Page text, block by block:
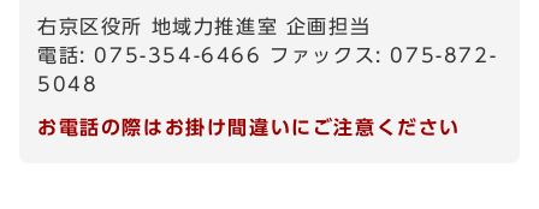
右京区役所 地域力推進室 企画担当
電話: 075-354-6466 ファックス: 075-872-
5048
お電話の際はお掛け間違いにご注意ください